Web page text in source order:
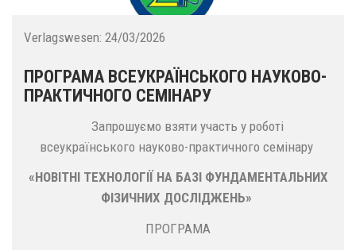
Verlagswesen: 24/03/2026
ПРОГРАМА ВСЕУКРАЇНСЬКОГО НАУКОВО-
ПРАКТИЧНОГО СЕМІНАРУ
Запрошуємо взяти участь у роботі
всеукраїнського науково-практичного семінару
«НОВІТНІ ТЕХНОЛОГІЇ НА БАЗІ ФУНДАМЕНТАЛЬНИХ
ФІЗИЧНИХ ДОСЛІДЖЕНЬ»
ПРОГРАМА